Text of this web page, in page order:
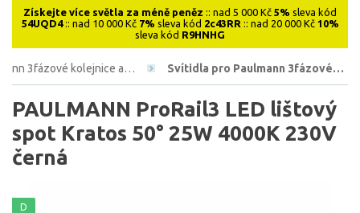
Získejte více světla za méně peněz :: nad 5 000 Kč 5% sleva kód
54UQD4:: nad 10 000 Kč 7% sleva kód 2c43RR :: nad 20 000 Kč 10%
sleva kód R9HNHG
3fázové kolejnice a… Svítidla pro Paulmann 3fázové…
PAULMANN ProRail3 LED lištový
spot Kratos 50° 25W 4000K 230V
černá
D